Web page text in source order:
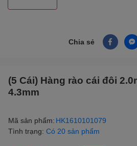
Chia sẻ
(5 Cái) Hàng rào cái đôi
4.3mm
Mã sản phẩm: HK1610101079
Tình trạng: Có 20 sản phẩm